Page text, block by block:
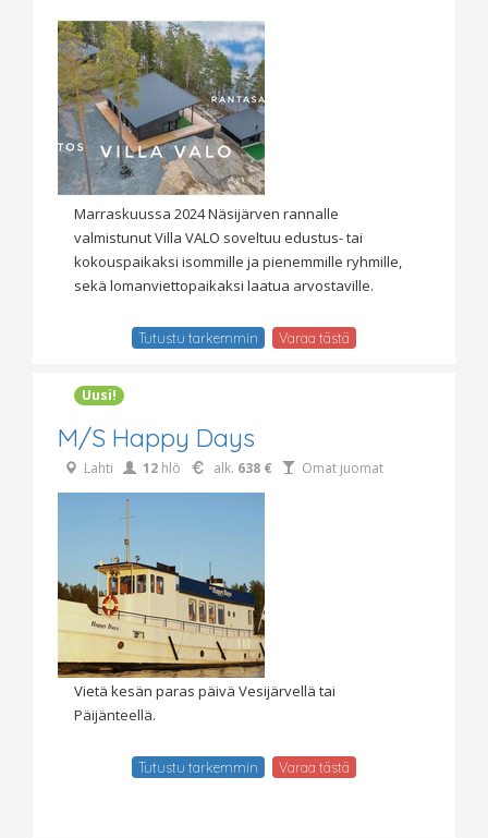
Marraskuussa 2024 Näsijärven rannalle
valmistunut Villa VALO soveltuu edustus- tai
kokouspaikaksi isommille ja pienemmille ryhmille,
sekä lomanviettopaikaksi laatua arvostaville.
Tutustu tarkemmin Varaa tästä
Uusi!
M/S Happy Days
Lahti 12 hlö alk. 638 € Omat juomat
Vietä kesän paras päivä Vesijärvellä tai
Päijänteellä.
Tutustu tarkemmin Varaa tästä